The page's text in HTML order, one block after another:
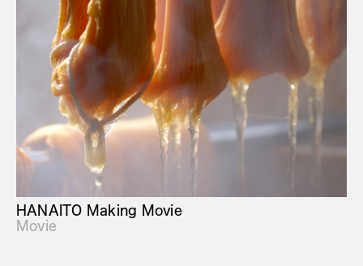
HANAITO Making Movie
Movie